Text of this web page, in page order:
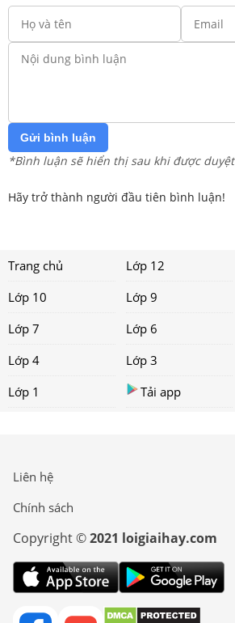
Gửi bình luận
*Bình luận sẽ hiển thị sau khi được duyệt
Hãy trở thành người đầu tiên bình luận!
Trang chủ Lớp 12
Lớp 10
Lớp 9
Lớp 7
Lớp 6
Lớp 4
Lớp 3
Lớp 1
Tải app
Liên hệ
Chính sách
Copyright ©2021 loigiaihay.com